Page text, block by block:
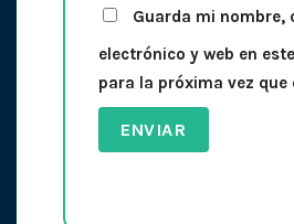
Guarda mi nombre,
electrónico y web en
para la próxima vez que